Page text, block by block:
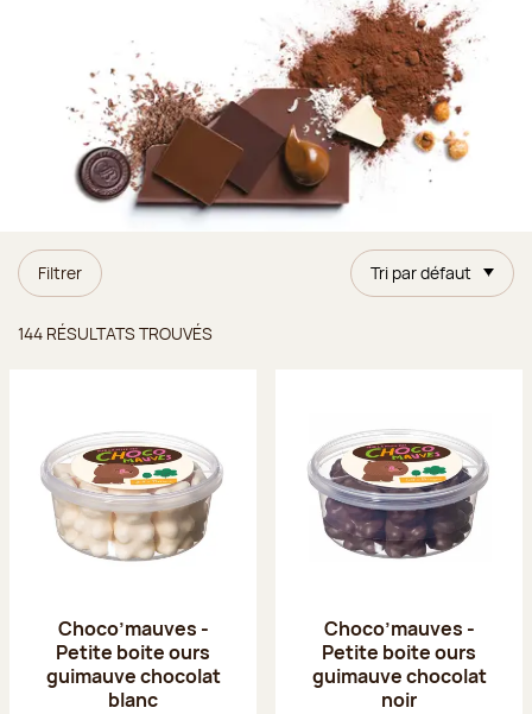
Filtrer Tri par défaut
144 RÉSULTATS TROUVÉS
Choco’mauves -
Petite boite ours
guimauve chocolat
blanc
Choco’mauves -
Petite boite ours
guimauve chocolat
noir